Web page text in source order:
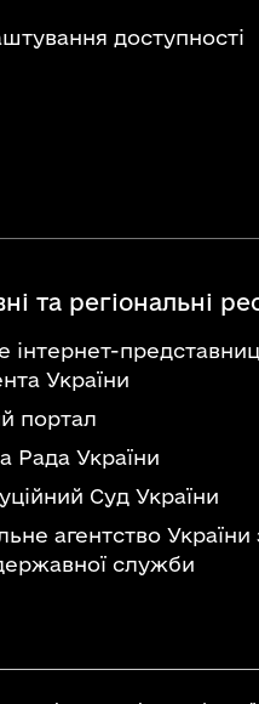
доступності
та регіональні
інтернет-
України
портал
Рада України
Суд України
агентство України
служби